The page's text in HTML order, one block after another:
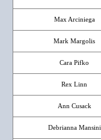
Max Arciniega
Mark Margolis
Cara Pifko
Rex Linn
Ann Cusack
Debrianna Mansini